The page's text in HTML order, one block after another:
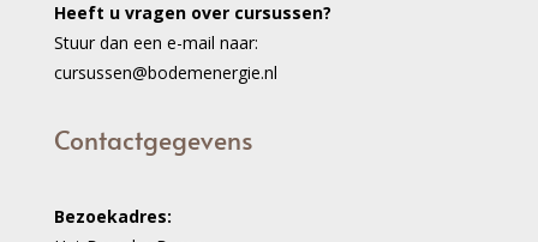
Heeft u vragen over cursussen?
Stuur dan een e-mail naar:
cursussen@bodemenergie.nl
Contactgegevens
Bezoekadres: